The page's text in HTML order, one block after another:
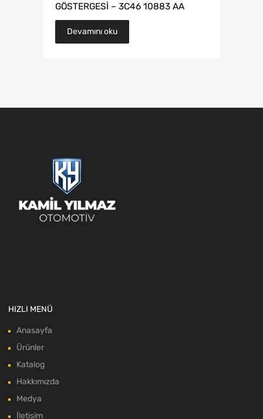
GÖSTERGESİ – 3C46 10883 AA
Devamını oku
HIZLI MENÜ
Anasayfa
Ürünler
Katalog
Hakkımızda
Medya
İletişim